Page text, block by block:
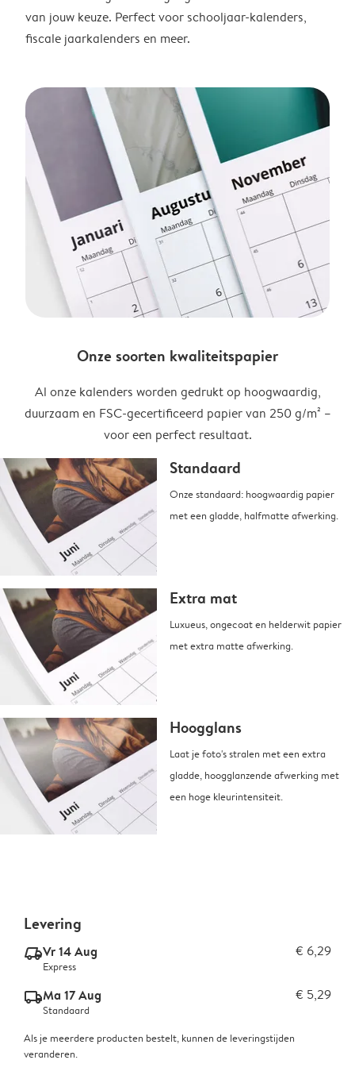
van jouw keuze. Perfect voor schooljaar-kalenders,
fiscale jaarkalenders en meer.
Onze soorten kwaliteitspapier
Al onze kalenders worden gedrukt op hoogwaardig,
duurzaam en FSC-gecertificeerd papier van 250 g/m² –
voor een perfect resultaat.
Standaard
Onze standaard: hoogwaardig papier
met een gladde, halfmatte afwerking.
Extra mat
Luxueus, ongecoat en helderwit papier
met extra matte afwerking.
Hoogglans
Laat je foto's stralen met een extra
gladde, hoogglanzende afwerking met
een hoge kleurintensiteit.
Levering
delivery_express_v2Vr 14 Aug € 6,29
Express
delivery_standard_v2Ma 17 Aug € 5,29
Standaard
Als je meerdere producten bestelt, kunnen de leveringstijden
veranderen.